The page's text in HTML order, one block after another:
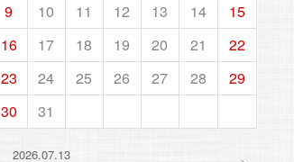
9
10 11 12 13 14
15
16
17 18 19 20 21
22
23
24 25 26 27 28
29
30
31
2026.07.13